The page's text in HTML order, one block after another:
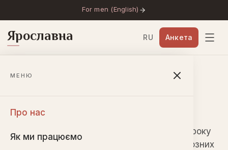
For men (English)
Ярославна RU Анкета
МЕНЮ
Про нас
Як ми працюємо
Міжнародне шлюбне агентство. З 2004 року
допомагаємо знайти партнера для серйозних